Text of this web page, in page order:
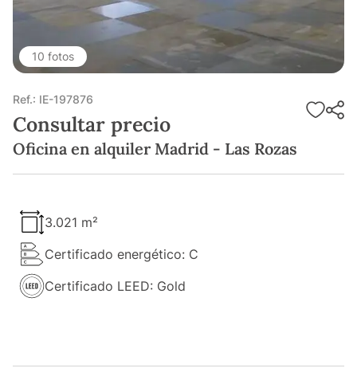
10 fotos
Ref.: IE-197876
Consultar precio
Oficina en alquiler Madrid - Las Rozas
3.021 m²
Certificado energético: C
Certificado LEED: Gold